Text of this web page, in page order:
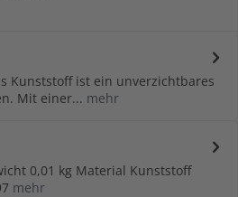
Kunststoff ist ein unverzichtbares
Mit einer... mehr
0,01 kg Material Kunststoff
mehr